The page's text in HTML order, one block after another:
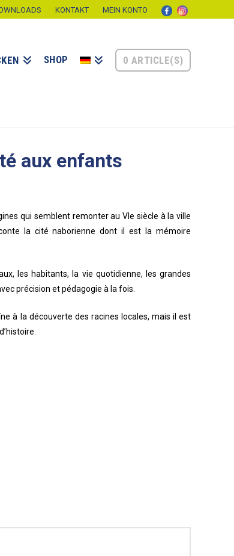
KONTAKT MEIN KONTO
SHOP 0 ARTICLE(S)
aux enfants
qui semblent remonter au VIe siècle à la ville
la cité naborienne dont il est la mémoire
les habitants, la vie quotidienne, les grandes
précision et pédagogie à la fois.
à la découverte des racines locales, mais il est